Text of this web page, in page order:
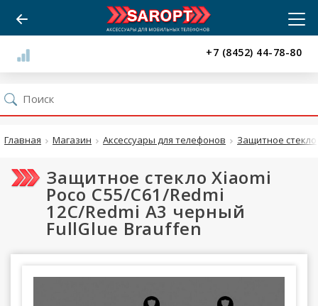
+7 (8452) 44-78-80
Главная Магазин Аксессуары для телефонов Защитное стекло
Защитное стекло Xiaomi
Poco C55/C61/Redmi
12C/Redmi A3 черный
FullGlue Brauffen